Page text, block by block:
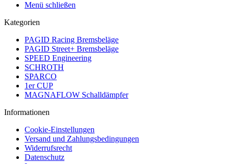
Menü schließen
Kategorien
PAGID Racing Bremsbeläge
PAGID Street+ Bremsbeläge
SPEED Engineering
SCHROTH
SPARCO
1er CUP
MAGNAFLOW Schalldämpfer
Informationen
Cookie-Einstellungen
Versand und Zahlungsbedingungen
Widerrufsrecht
Datenschutz